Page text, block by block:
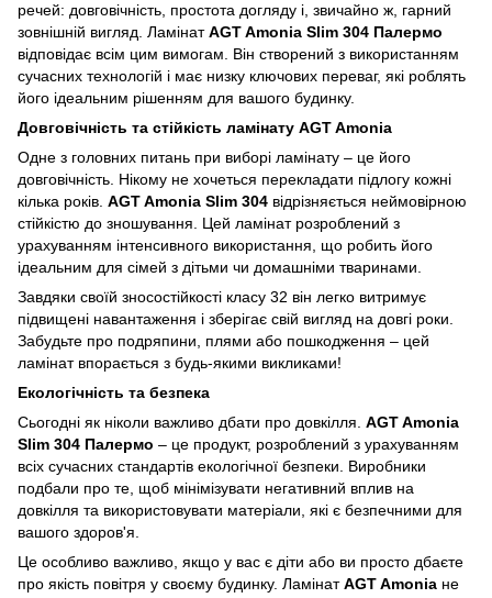
речей: довговічність, простота догляду і, звичайно ж, гарний
зовнішній вигляд. ЛамінатAGT Amonia Slim 304 Палермо
відповідає всім цим вимогам. Він створений з використанням
сучасних технологій і має низку ключових переваг, які роблять
його ідеальним рішенням для вашого будинку.
Довговічність та стійкість ламінату AGT Amonia
Одне з головних питань при виборі ламінату – це його
довговічність. Нікому не хочеться перекладати підлогу кожні
кілька років. AGT Amonia Slim 304 відрізняється неймовірною
стійкістю до зношування. Цей ламінат розроблений з
урахуванням інтенсивного використання, що робить його
ідеальним для сімей з дітьми чи домашніми тваринами.
Завдяки своїй зносостійкості класу 32 він легко витримує
підвищені навантаження і зберігає свій вигляд на довгі роки.
Забудьте про подряпини, плями або пошкодження – цей
ламінат впорається з будь-якими викликами!
Екологічність та безпека
Сьогодні як ніколи важливо дбати про довкілля. AGT Amonia
Slim 304 Палермо – це продукт, розроблений з урахуванням
всіх сучасних стандартів екологічної безпеки. Виробники
подбали про те, щоб мінімізувати негативний вплив на
довкілля та використовувати матеріали, які є безпечними для
вашого здоров'я.
Це особливо важливо, якщо у вас є діти або ви просто дбаєте
про якість повітря у своєму будинку. ЛамінатAGT Amonia не